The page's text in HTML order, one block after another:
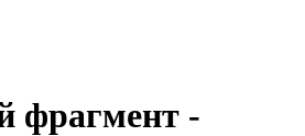
фрагмент -